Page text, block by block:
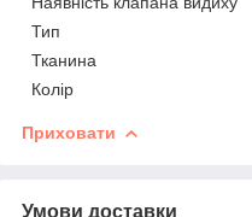
Тип
Тканина
Колір
Приховати
Умови доставки